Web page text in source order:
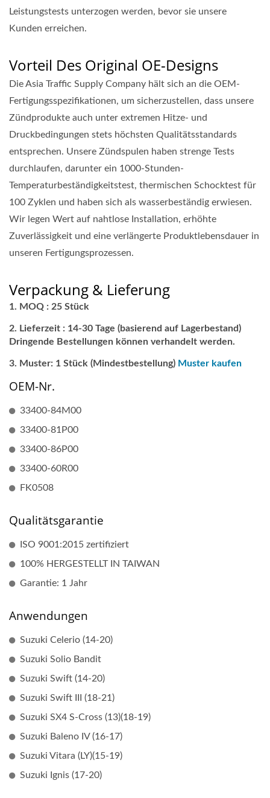
Leistungstests unterzogen werden, bevor sie unsere
Kunden erreichen.
Vorteil Des Original OE-Designs
Die Asia Traffic Supply Company hält sich an die OEM-
Fertigungsspezifikationen, um sicherzustellen, dass unsere
Zündprodukte auch unter extremen Hitze- und
Druckbedingungen stets höchsten Qualitätsstandards
entsprechen. Unsere Zündspulen haben strenge Tests
durchlaufen, darunter ein 1000-Stunden-
Temperaturbeständigkeitstest, thermischen Schocktest für
100 Zyklen und haben sich als wasserbeständig erwiesen.
Wir legen Wert auf nahtlose Installation, erhöhte
Zuverlässigkeit und eine verlängerte Produktlebensdauer in
unseren Fertigungsprozessen.
Verpackung & Lieferung
MOQ : 25 Stück
Lieferzeit : 14-30 Tage (basierend auf Lagerbestand)
Dringende Bestellungen können verhandelt werden.
Muster: 1 Stück (Mindestbestellung) Muster kaufen
OEM-Nr.
33400-84M00
33400-81P00
33400-86P00
33400-60R00
FK0508
Qualitätsgarantie
ISO 9001:2015 zertifiziert
100% HERGESTELLT IN TAIWAN
Garantie: 1 Jahr
Anwendungen
Suzuki Celerio (14-20)
Suzuki Solio Bandit
Suzuki Swift (14-20)
Suzuki Swift III (18-21)
Suzuki SX4 S-Cross (13)(18-19)
Suzuki Baleno IV (16-17)
Suzuki Vitara (LY)(15-19)
Suzuki Ignis (17-20)